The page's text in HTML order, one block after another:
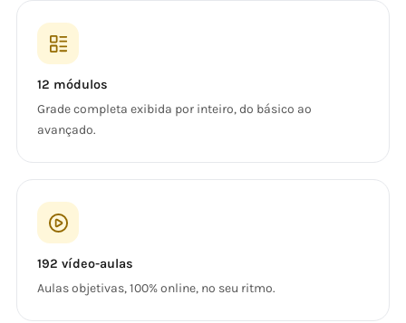
12 módulos
Grade completa exibida por inteiro, do básico ao
avançado.
192 vídeo-aulas
Aulas objetivas, 100% online, no seu ritmo.